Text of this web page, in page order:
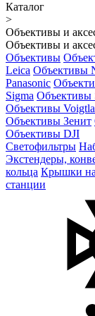
Каталог
>
Объективы и
Объективы и
Объективы
Leica Объективы
Panasonic
Sigma Объективы
Объективы
Объективы Зенит
Объективы DJI
Светофильтры
Экстендеры,
кольца Крышки
станции